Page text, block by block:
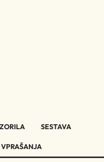
SESTAVA